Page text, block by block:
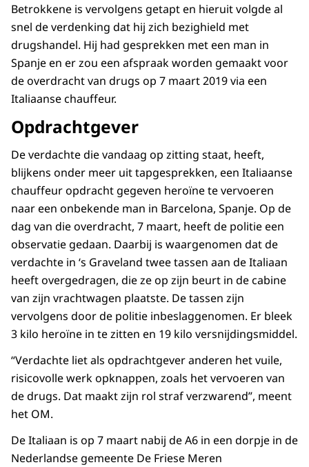
Betrokkene is vervolgens getapt en hieruit volgde al
snel de verdenking dat hij zich bezighield met
drugshandel. Hij had gesprekken met een man in
Spanje en er zou een afspraak worden gemaakt voor
de overdracht van drugs op 7 maart 2019 via een
Italiaanse chauffeur.
Opdrachtgever
De verdachte die vandaag op zitting staat, heeft,
blijkens onder meer uit tapgesprekken, een Italiaanse
chauffeur opdracht gegeven heroïne te vervoeren
naar een onbekende man in Barcelona, Spanje. Op de
dag van die overdracht, 7 maart, heeft de politie een
observatie gedaan. Daarbij is waargenomen dat de
verdachte in ‘s Graveland twee tassen aan de Italiaan
heeft overgedragen, die ze op zijn beurt in de cabine
van zijn vrachtwagen plaatste. De tassen zijn
vervolgens door de politie inbeslaggenomen. Er bleek
3 kilo heroïne in te zitten en 19 kilo versnijdingsmiddel.
“Verdachte liet als opdrachtgever anderen het vuile,
risicovolle werk opknappen, zoals het vervoeren van
de drugs. Dat maakt zijn rol straf verzwarend”, meent
het OM.
De Italiaan is op 7 maart nabij de A6 in een dorpje in de
Nederlandse gemeente De Friese Meren